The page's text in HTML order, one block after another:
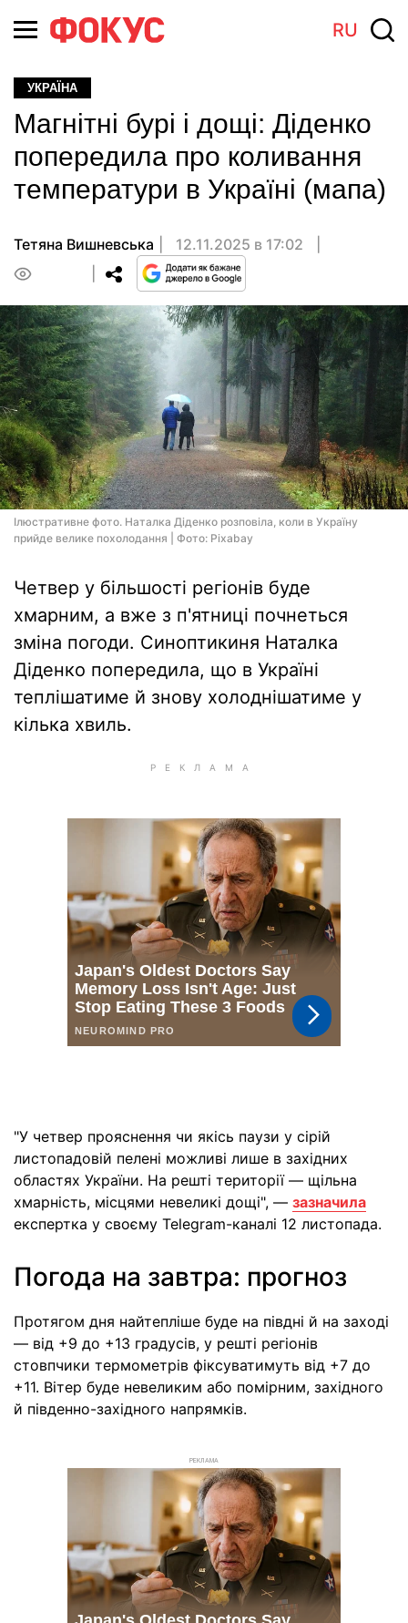
RU
УКРАЇНА
Магнітні бурі і дощі: Діденко
попередила про коливання
температури в Україні (мапа)
Тетяна Вишневська
12.11.2025 в 17:02
Ілюстративне фото. Наталка Діденко розповіла, коли в Україну
прийде велике похолодання | Фото: Pixabay
Четвер у більшості регіонів буде
хмарним, а вже з п'ятниці почнеться
зміна погоди. Синоптикиня Наталка
Діденко попередила, що в Україні
теплішатиме й знову холоднішатиме у
кілька хвиль.
"У четвер прояснення чи якісь паузи у сірій
листопадовій пелені можливі лише в західних
областях України. На решті території — щільна
хмарність, місцями невеликі дощі", — зазначила
експертка у своєму Telegram-каналі 12 листопада.
Погода на завтра: прогноз
Протягом дня найтепліше буде на півдні й на заході
— від +9 до +13 градусів, у решті регіонів
стовпчики термометрів фіксуватимуть від +7 до
+11. Вітер буде невеликим або помірним, західного
й південно-західного напрямків.
РЕКЛАМА